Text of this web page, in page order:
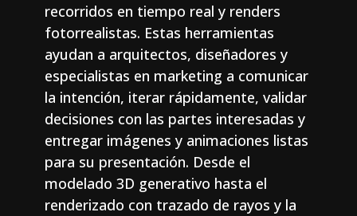
recorridos en tiempo real y renders
fotorrealistas. Estas herramientas
ayudan a arquitectos, diseñadores y
especialistas en marketing a comunicar
la intención, iterar rápidamente, validar
decisiones con las partes interesadas y
entregar imágenes y animaciones listas
para su presentación. Desde el
modelado 3D generativo hasta el
renderizado con trazado de rayos y la